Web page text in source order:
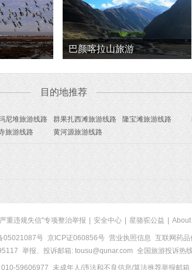
巴颜喀拉山旅游
目的地推荐
尼堆旅游线路 群果扎西滩旅游线路 隆宝滩旅游线路
旅游线路 黄河源旅游线路
重违规失信"专项整治举报 安全中心 星骆驼公益 About
05021087号 京ICP证060856号 营业执照信息 互联网药
举报、投诉邮箱: tousu@qunar.com 全国旅游投诉热
010-59606977 未成年人/违法和不良信息/算法推荐举报邮